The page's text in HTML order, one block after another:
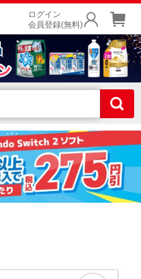
ログイン
会員登録(無料)